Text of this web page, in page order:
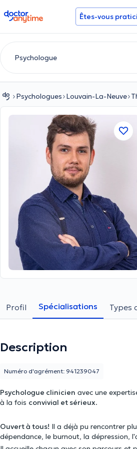
doctoranytime Êtes-vous
Psychologues Louvain-La-Neuve
Profil Spécialisations Types
Description
Psychologue clinicien avec une
à la fois convivial et sérieux.
Ouvert à tous! Il a déjà pu rencontrer
dépendance, le burnout, la dépression,
Numéro d'agrément: 941239047